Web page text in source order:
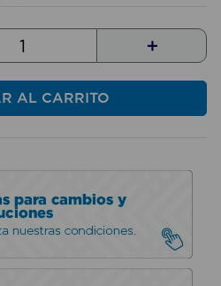
＋
AL CARRITO